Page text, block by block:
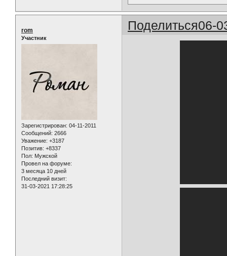
Поделиться06-
rom
Участник
Зарегистрирован: 04-11-2011
Сообщений: 2666
Уважение: +3187
Позитив: +8337
Пол: Мужской
Провел на форуме:
3 месяца 10 дней
Последний визит:
31-03-2021 17:28:25